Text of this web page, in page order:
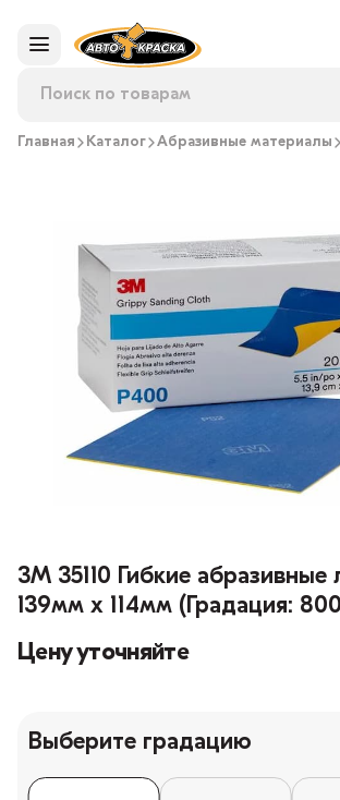
Главная Каталог Абразивные материалы
3M 35110 Гибкие абразивные
139мм x 114мм (Градация:
Цену уточняйте
Выберите градацию